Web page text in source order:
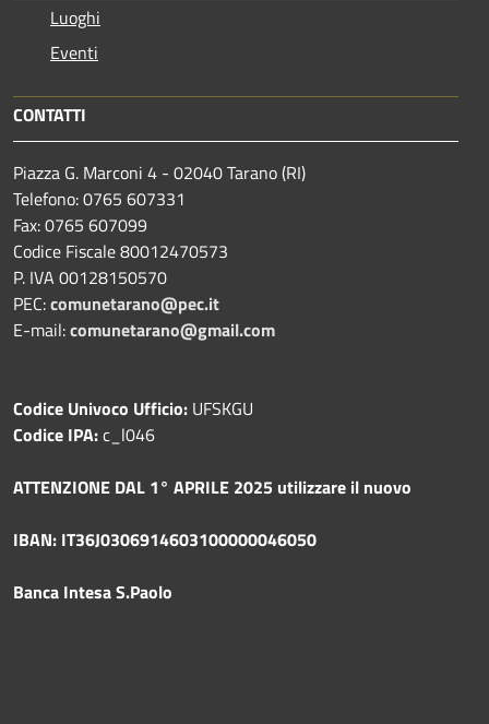
Luoghi
Eventi
CONTATTI
Piazza G. Marconi 4 - 02040 Tarano (RI)
Telefono: 0765 607331
Fax: 0765 607099
Codice Fiscale 80012470573
P. IVA 00128150570
PEC:comunetarano@pec.it
E-mail:comunetarano@gmail.com
Codice Univoco Ufficio: UFSKGU
Codice IPA:c_l046
ATTENZIONE DAL 1° APRILE 2025 utilizzare il nuovo
IBAN: IT36J0306914603100000046050
Banca Intesa S.Paolo